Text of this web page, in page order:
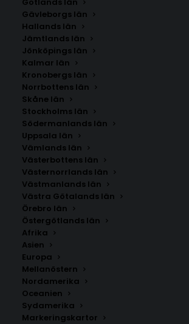
Gävleborgs län
Hallands län
Jämtlands län
Jönköpings län
Kalmar län
Kronobergs län
Norrbottens län
Skåne län
Stockholms län
Södermanlands län
Uppsala län
Vämlands län
Västerbottens län
Västernorrlands län
Västmanlands län
Västra Götalands län
Örebro län
Östergötlands län
Afrika
Asien
Europa
Mellanöstern
Nordamerika
Oceanien
Sydamerika
Markeringskartor
Sunnanås
Storlek
350.00kr
Handritad karta över Sunnanås i
Välj mellan fyra olika storlekar: 50×70